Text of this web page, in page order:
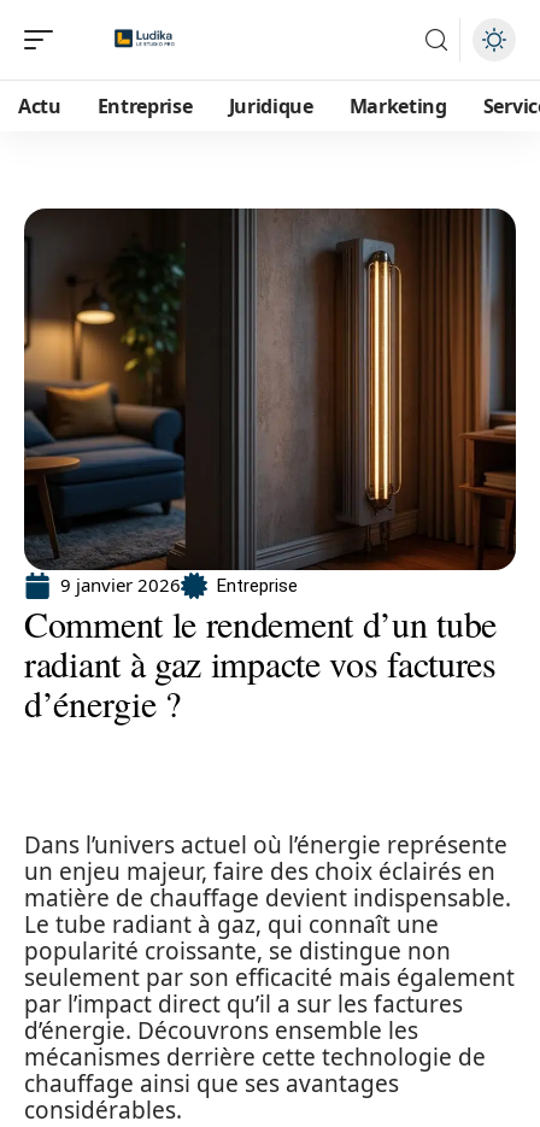
Actu Entreprise Juridique Marketing
9 janvier 2026 Entreprise
Comment le rendement d’un tube
radiant à gaz impacte vos factures
d’énergie ?
Dans l’univers actuel où l’énergie représente
un enjeu majeur, faire des choix éclairés en
matière de chauffage devient indispensable.
Le tube radiant à gaz, qui connaît une
popularité croissante, se distingue non
seulement par son efficacité mais également
par l’impact direct qu’il a sur les factures
d’énergie. Découvrons ensemble les
mécanismes derrière cette technologie de
chauffage ainsi que ses avantages
considérables.